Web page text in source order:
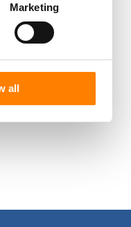
Marketing
all